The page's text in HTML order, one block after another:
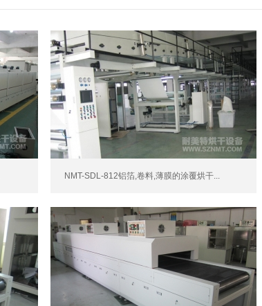
NMT-SDL-812铝箔,卷料,薄膜的涂覆烘干...